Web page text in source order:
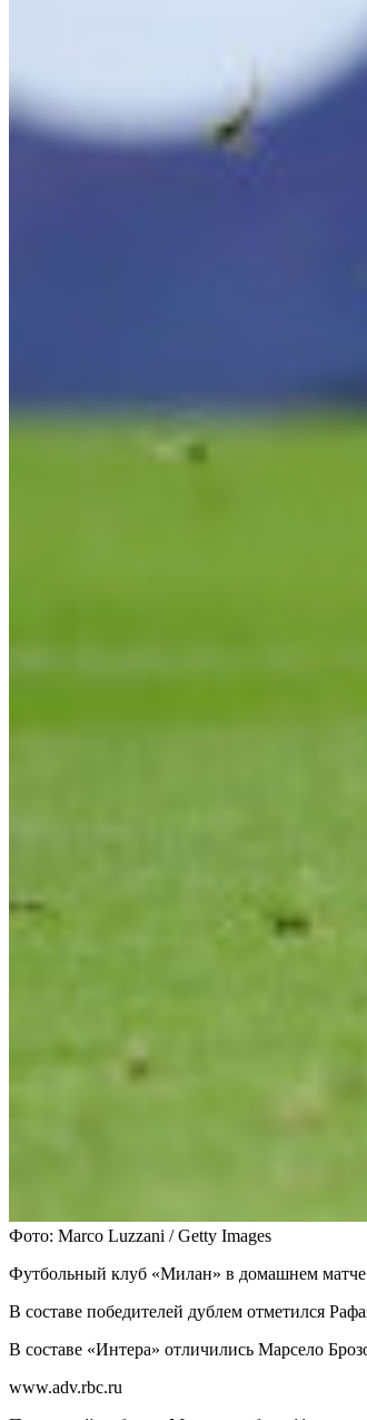
Фото: Marco Luzzani / Getty Images
Футбольный клуб «Милан» в домашнем матче
В составе победителей дублем отметился
В составе «Интера» отличились Марсело
www.adv.rbc.ru